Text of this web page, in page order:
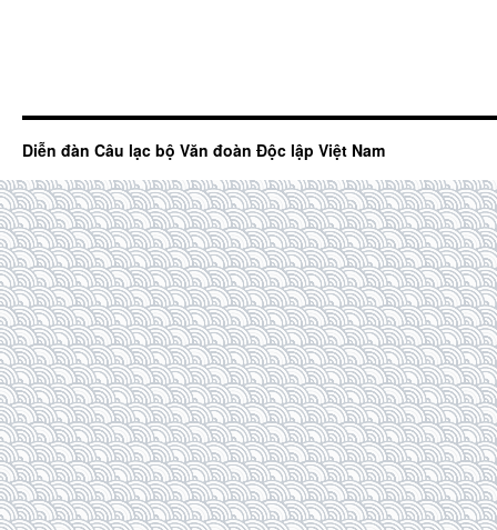
Diễn đàn Câu lạc bộ Văn đoàn Độc lập Việt Nam